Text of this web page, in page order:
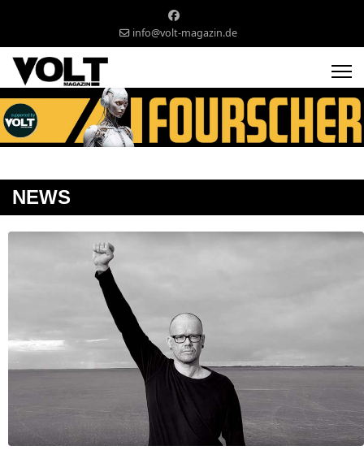
info@volt-magazin.de
NEWS